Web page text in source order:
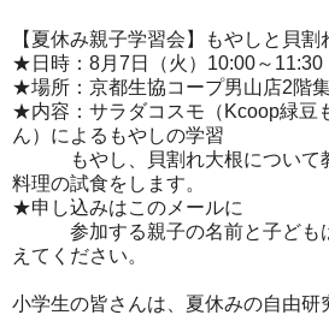
【夏休み親子学習会】もやしと貝割
★日時：8月7日（火）10:00～11:30
★場所：京都生協コープ男山店2階
★内容：サラダコスモ（Kcoop緑豆
ん）によるもやしの学習
もやし、貝割れ大根について教
料理の試食をします。
★申し込みはこのメールに
参加する親子の名前と子どもは
えてください。
小学生の皆さんは、夏休みの自由研